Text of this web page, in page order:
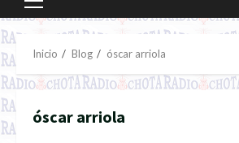
Menú
principal
Inicio Blog óscar arriola
óscar arriola